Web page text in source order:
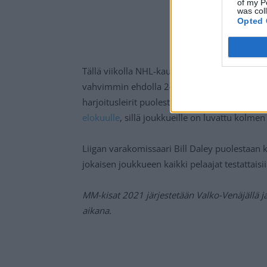
of my
was
Opted
Tällä viikolla NHL-kauden jatkumisesta on
vahvimmin ehdolla 24 joukkueen
harjoitusleirit puolestaan tuskin alkavat
elokuulle, sillä joukkueille on luvattu
Liigan varakomissaari Bill Daley puolestaan
jokaisen joukkueen kaikki pelaajat
MM-kisat 2021 järjestetään Valko-Venäjällä
aikana.